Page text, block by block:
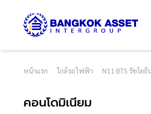
หน้าแรก ใกล้รถไฟฟ้า N11 BTS รัชโยธิ
คอนโดมิเนียม